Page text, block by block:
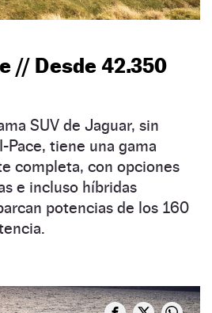
// Desde 42.350
SUV de Jaguar, sin
tiene una gama
completa, con opciones
e incluso híbridas
potencias de los 160